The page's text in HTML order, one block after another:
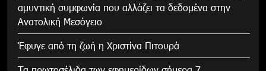
αμυντική συμφωνία που αλλάζει τα δεδομένα στην
Ανατολική Μεσόγειο
Έφυγε από τη ζωή η Χριστίνα Πιτουρά